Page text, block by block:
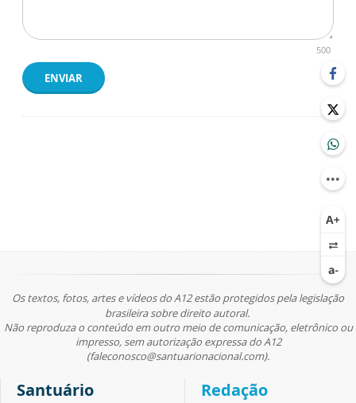
500
ENVIAR
Os textos, fotos, artes e vídeos do A12 estão protegidos pela legislação
brasileira sobre direito autoral.
Não reproduza o conteúdo em outro meio de comunicação, eletrônico ou
impresso, sem autorização expressa do A12
(faleconosco@santuarionacional.com).
Santuário Redação